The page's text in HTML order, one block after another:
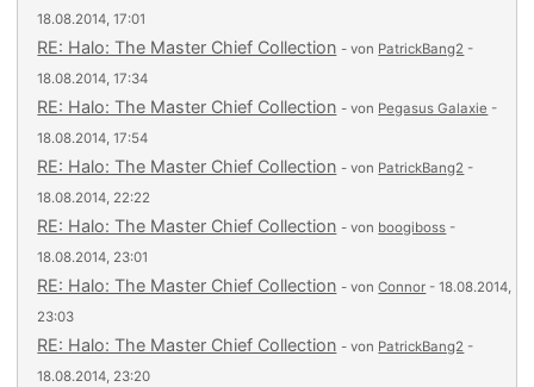
18.08.2014, 17:01
RE: Halo: The Master Chief Collection - von PatrickBang2 -
18.08.2014, 17:34
RE: Halo: The Master Chief Collection - von Pegasus Galaxie -
18.08.2014, 17:54
RE: Halo: The Master Chief Collection - von PatrickBang2 -
18.08.2014, 22:22
RE: Halo: The Master Chief Collection - von boogiboss -
18.08.2014, 23:01
RE: Halo: The Master Chief Collection - vonConnor - 18.08.2014,
23:03
RE: Halo: The Master Chief Collection - von PatrickBang2 -
18.08.2014, 23:20